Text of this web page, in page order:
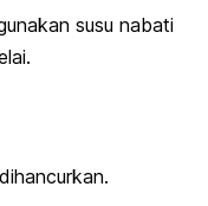
susu nabati